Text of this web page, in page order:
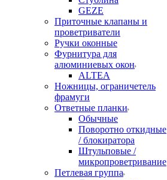
GEZE
Приточные клапаны и
проветриватели
Ручки оконные
Фурнитура для
алюминиевых окон
ALTEA
Ножницы, ограничетель
фрамуги
Ответные планки
Обычные
Поворотно откидные
/ блокиратора
Штульповые /
микропроветривание
Петлевая группа